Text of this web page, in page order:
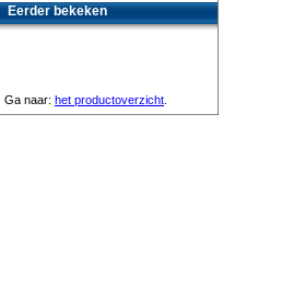
Eerder bekeken
Ga naar: het productoverzicht